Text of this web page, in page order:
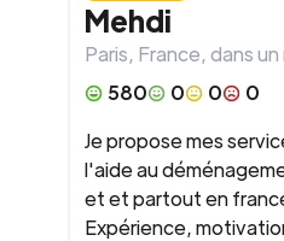
Mehdi
Paris, France, dans
580
0 0
0
Je propose mes
l'aide au
et et partout en
Expérience,